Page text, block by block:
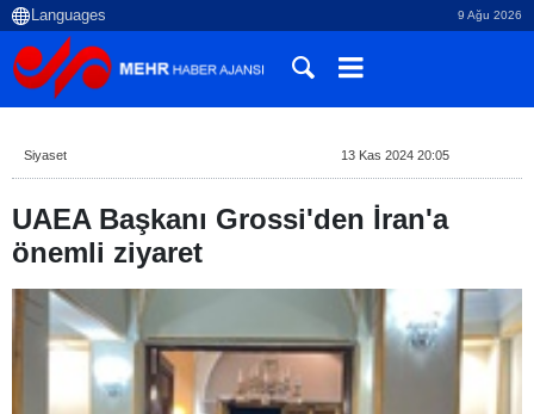
9 Ağu 2026
Siyaset 13 Kas 2024 20:05
UAEA Başkanı Grossi'den İran'a
önemli ziyaret